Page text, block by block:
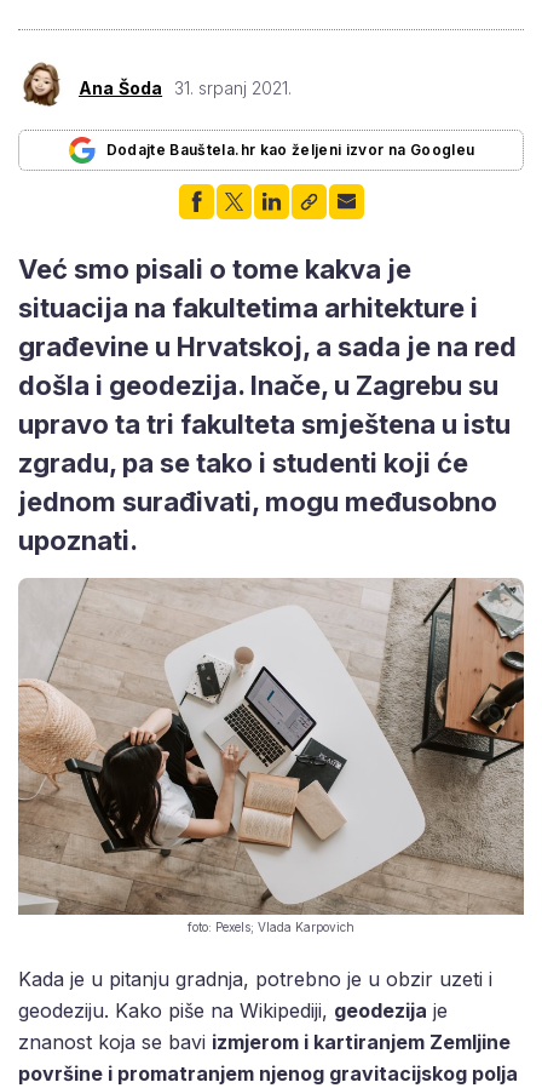
Ana Šoda 31. srpanj 2021.
Dodajte Bauštela.hr kao željeni izvor na Googleu
Već smo pisali o tome kakva je
situacija na fakultetima arhitekture i
građevine u Hrvatskoj, a sada je na red
došla i geodezija. Inače, u Zagrebu su
upravo ta tri fakulteta smještena u istu
zgradu, pa se tako i studenti koji će
jednom surađivati, mogu međusobno
upoznati.
foto: Pexels; Vlada Karpovich
Kada je u pitanju gradnja, potrebno je u obzir uzeti i
geodeziju. Kako piše na Wikipediji, geodezija je
znanost koja se bavi izmjerom i kartiranjem Zemljine
površine i promatranjem njenog gravitacijskog polja